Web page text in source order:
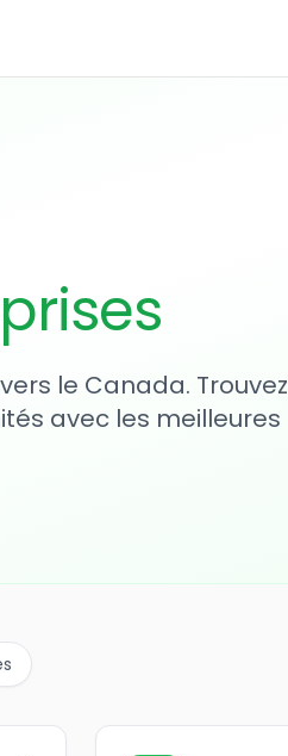
le Canada. Trouvez
avec les meilleures